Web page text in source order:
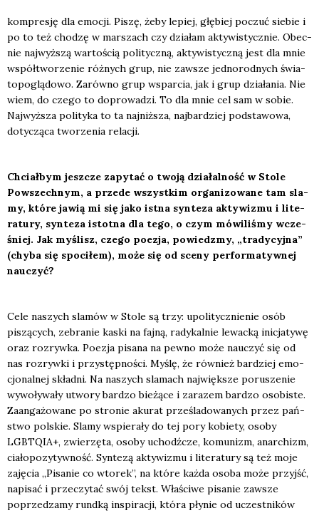
kom­pre­sję dla emo­cji. Piszę, żeby lepiej, głę­biej poczuć sie­bie i
po to też cho­dzę w mar­szach czy dzia­łam akty­wi­stycz­nie. Obec­
nie naj­wyż­szą war­to­ścią poli­tycz­ną, akty­wi­stycz­ną jest dla mnie
współ­two­rze­nie róż­nych grup, nie zawsze jed­no­rod­nych świa­
to­po­glą­do­wo. Zarów­no grup wspar­cia, jak i grup dzia­ła­nia. Nie
wiem, do cze­go to dopro­wa­dzi. To dla mnie cel sam w sobie.
Naj­wyż­sza poli­ty­ka to ta naj­niż­sza, naj­bar­dziej pod­sta­wo­wa,
doty­czą­ca two­rze­nia rela­cji.
Chciał­bym jesz­cze zapy­tać o two­ją dzia­łal­ność w Sto­le
Powszech­nym, a przede wszyst­kim orga­ni­zo­wa­ne tam sla­
my, któ­re jawią mi się jako ist­na syn­te­za akty­wi­zmu i lite­
ra­tu­ry, syn­te­za istot­na dla tego, o czym mówi­li­śmy wcze­
śniej. Jak myślisz, cze­go poezja, powiedz­my, „tra­dy­cyj­na”
(chy­ba się spo­ci­łem), może się od sce­ny per­for­ma­tyw­nej
nauczyć?
Cele naszych sla­mów w Sto­le są trzy: upo­li­tycz­nie­nie osób
piszą­cych, zebra­nie kaski na faj­ną, rady­kal­nie lewac­ką ini­cja­ty­wę
oraz roz­ryw­ka. Poezja pisa­na na pew­no może nauczyć się od
nas roz­ryw­ki i przy­stęp­no­ści. Myślę, że rów­nież bar­dziej emo­
cjo­nal­nej skład­ni. Na naszych sla­mach naj­więk­sze poru­sze­nie
wywo­ły­wa­ły utwo­ry bar­dzo bie­żą­ce i zara­zem bar­dzo oso­bi­ste.
Zaan­ga­żo­wa­ne po stro­nie aku­rat prze­śla­do­wa­nych przez pań­
stwo pol­skie. Sla­my wspie­ra­ły do tej pory kobie­ty, oso­by
LGBTQIA+, zwie­rzę­ta, oso­by uchodź­cze, komu­nizm, anar­chizm,
cia­ło­po­zy­tyw­ność. Syn­te­zą akty­wi­zmu i lite­ra­tu­ry są też moje
zaję­cia „Pisa­nie co wto­rek”, na któ­re każ­da oso­ba może przyjść,
napi­sać i prze­czy­tać swój tekst. Wła­ści­we pisa­nie zawsze
poprze­dza­my rund­ką inspi­ra­cji, któ­ra pły­nie od uczest­ni­ków